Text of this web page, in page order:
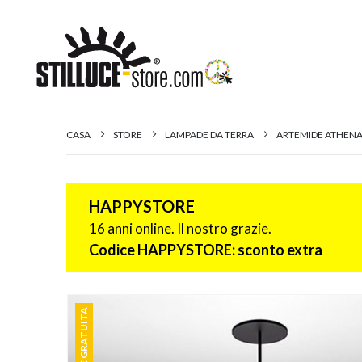
CASA STORE LAMPADE DA TERRA ARTEMIDE
HAPPYSTORE
16 anni online. Il nostro grazie.
Codice HAPPYSTORE: sconto extra